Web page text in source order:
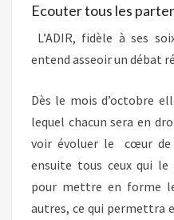
Ecouter tous les
L’ADIR, fidèle à ses
entend asseoir un débat
Dès le mois d’octobre
lequel chacun sera en
voir évoluer le cœur de
ensuite tous ceux qui
pour mettre en forme
autres, ce qui permettra